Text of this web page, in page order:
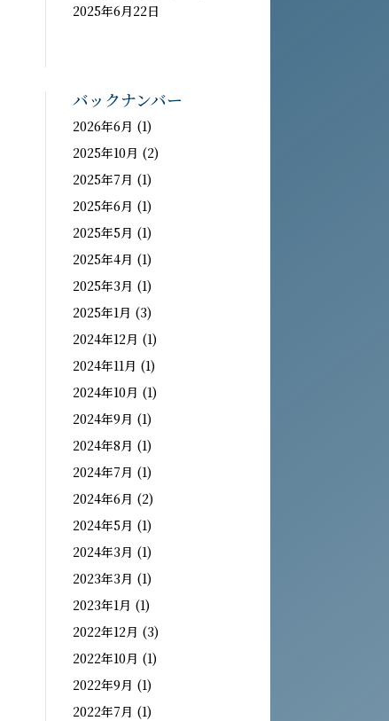
2025年6月22日
バックナンバー
2026年6月 (1)
2025年10月 (2)
2025年7月 (1)
2025年6月 (1)
2025年5月 (1)
2025年4月 (1)
2025年3月 (1)
2025年1月 (3)
2024年12月 (1)
2024年11月 (1)
2024年10月 (1)
2024年9月 (1)
2024年8月 (1)
2024年7月 (1)
2024年6月 (2)
2024年5月 (1)
2024年3月 (1)
2023年3月 (1)
2023年1月 (1)
2022年12月 (3)
2022年10月 (1)
2022年9月 (1)
2022年7月 (1)